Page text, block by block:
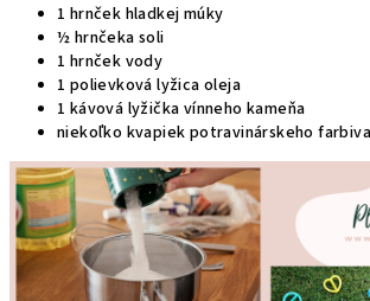
1 hrnček hladkej múky
½ hrnčeka soli
1 hrnček vody
1 polievková lyžica oleja
1 kávová lyžička vínneho kameňa
niekoľko kvapiek potravinárskeho farbiva